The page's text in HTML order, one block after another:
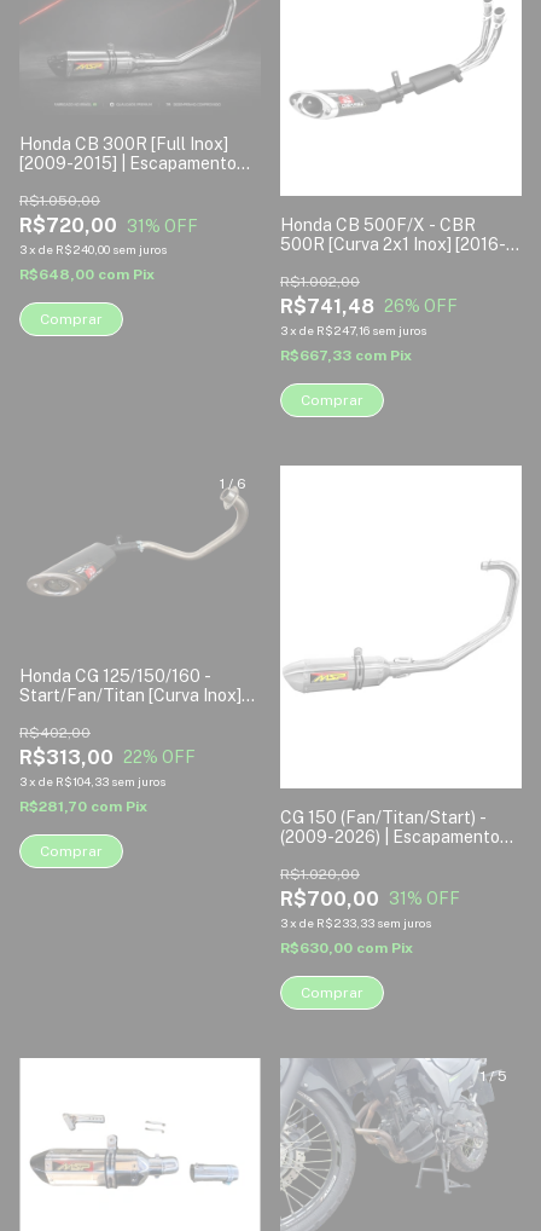
Honda CB 300R [Full Inox]
[2009-2015] | Escapamento
R$720,00
R$1.050,00
31 % OFF
3 x de R$240,00 sem juros
R$648,00 com Pix
Comprar
Honda CB 500F/X - CBR
500R [Curva 2x1 Inox] [2016-
Esportivo Disarsz
R$741,48
R$1.002,00
26% OFF
3 x de R$247,16 sem juros
R$667,33 com Pix
Comprar
1 /6
Honda CG 125/150/160 -
Start/Fan/Titan [Curva Inox]
Esportivo Disarsz
R$313,00
R$402,00
22% OFF
3 x de R$104,33 sem juros
R$281,70 com Pix
Comprar
CG 150 (Fan/Titan/Start) -
(2009-2026) | Escapamento
FULL INOX
R$700,00
R$1.020,00
31 % OFF
3 x de R$233,33 sem juros
R$630,00 com Pix
Comprar
1/5